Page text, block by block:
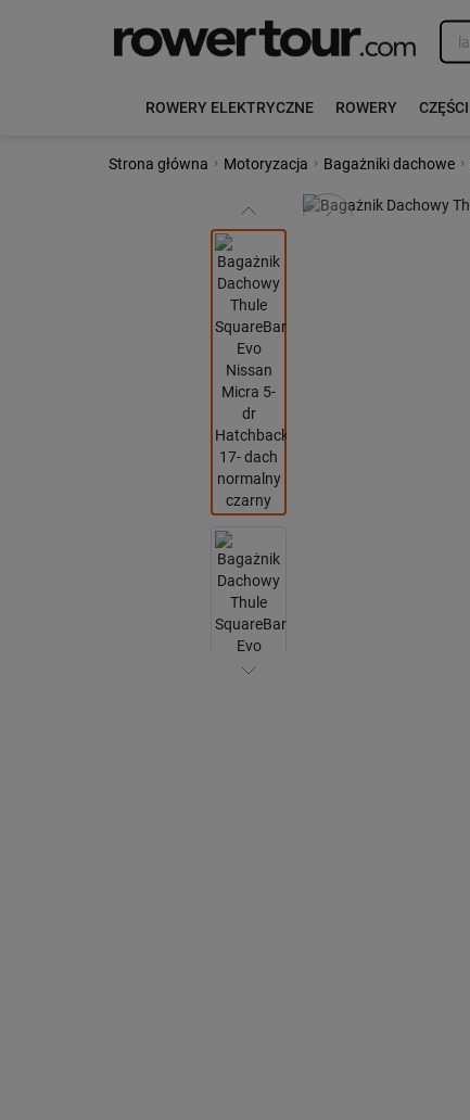
ROWERY ELEKTRYCZNE ROWERY CZĘŚCI
Strona główna › Motoryzacja › Bagażniki dachowe ›
Poprzedni